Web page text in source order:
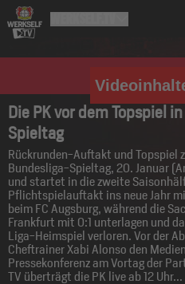
Die PK vor dem Topspiel
Spieltag
Rückrunden-Auftakt und Topspiel
Bundesliga-Spieltag, 20. Januar
und startet in die zweite
Pflichtspielauftakt ins neue Jahr
beim FC Augsburg, während die
Frankfurt mit 0:1 unterlagen und
Liga-Heimspiel verloren. Vor der
Cheftrainer Xabi Alonso den
Pressekonferenz am Vortag der
TV überträgt die PK live ab 12 Uhr...